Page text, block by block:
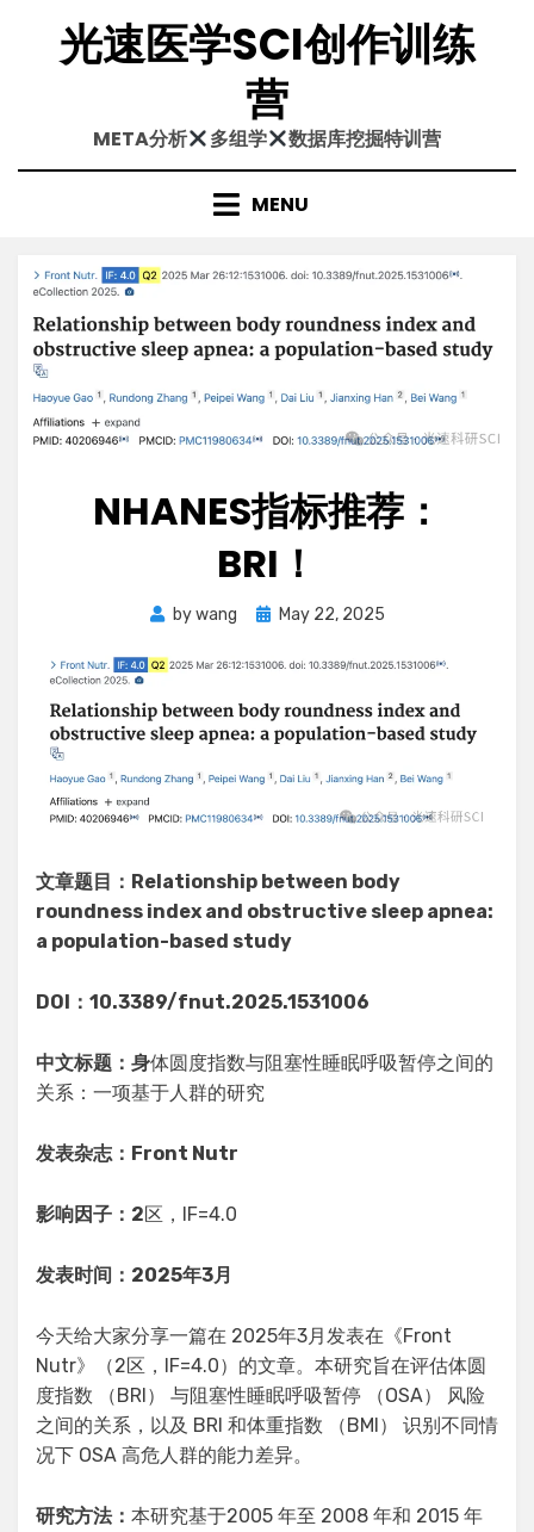
content光速医学SCI创作训练
营
META分析 多组学 数据库挖掘特训营
MENU
NHANES指标推荐：
BRI！
bywang
PostedMay 22, 2025
文章题目：Relationship between body
roundness index and obstructive sleep apnea:
a population-based study
DOI：10.3389/fnut.2025.1531006
中文标题：身体圆度指数与阻塞性睡眠呼吸暂停之间的
关系：一项基于人群的研究
发表杂志：Front Nutr
影响因子：2区，IF=4.0
发表时间：2025年3月
今天给大家分享一篇在 2025年3月发表在《Front
Nutr》（2区，IF=4.0）的文章。本研究旨在评估体圆
度指数 （BRI） 与阻塞性睡眠呼吸暂停 （OSA） 风险
之间的关系，以及 BRI 和体重指数 （BMI） 识别不同情
况下 OSA 高危人群的能力差异。
研究方法： 本研究基于2005 年至 2008 年和 2015 年